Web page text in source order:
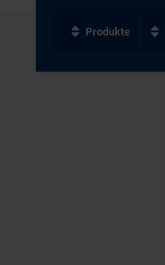
Produkte